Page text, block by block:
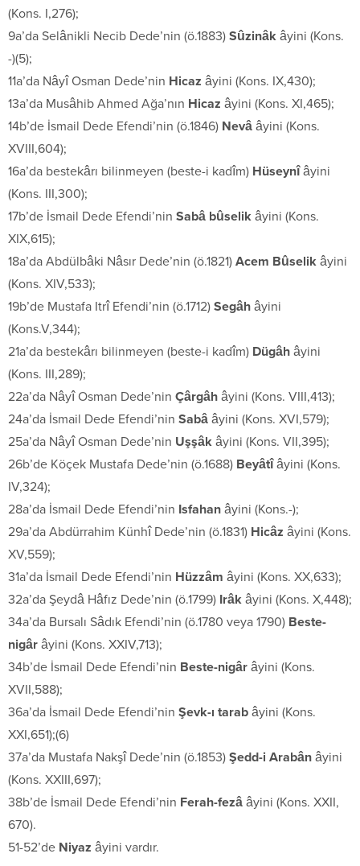
(Kons. I,276);
9a’da Selânikli Necib Dede’nin (ö.1883) Sûzinâk âyini (Kons.
-)(5);
11a’da Nâyî Osman Dede’nin Hicaz âyini (Kons. IX,430);
13a’da Musâhib Ahmed Ağa’nın Hicaz âyini (Kons. XI,465);
14b’de İsmail Dede Efendi’nin (ö.1846) Nevâ âyini (Kons.
XVIII,604);
16a’da bestekârı bilinmeyen (beste-i kadîm) Hüseynîâyini
(Kons. III,300);
17b’de İsmail Dede Efendi’nin Sabâ bûselik âyini (Kons.
XIX,615);
18a’da Abdülbâki Nâsır Dede’nin (ö.1821) Acem Bûselik âyini
(Kons. XIV,533);
19b’de Mustafa Itrî Efendi’nin (ö.1712) Segâh âyini
(Kons.V,344);
21a’da bestekârı bilinmeyen (beste-i kadîm) Dügâh âyini
(Kons. III,289);
22a’da Nâyî Osman Dede’nin Çârgâh âyini (Kons. VIII,413);
24a’da İsmail Dede Efendi’nin Sabâ âyini (Kons. XVI,579);
25a’da Nâyî Osman Dede’nin Uşşâk âyini (Kons. VII,395);
26b’de Köçek Mustafa Dede’nin (ö.1688) Beyâtîâyini (Kons.
IV,324);
28a’da İsmail Dede Efendi’nin Isfahan âyini (Kons.-);
29a’da Abdürrahim Künhî Dede’nin (ö.1831) Hicâz âyini (Kons.
XV,559);
31a’da İsmail Dede Efendi’nin Hüzzâm âyini (Kons. XX,633);
32a’da Şeydâ Hâfız Dede’nin (ö.1799) Irâk âyini (Kons. X,448);
34a’da Bursalı Sâdık Efendi’nin (ö.1780 veya 1790) Beste-
nigâr âyini (Kons. XXIV,713);
34b’de İsmail Dede Efendi’nin Beste-nigâr âyini (Kons.
XVII,588);
36a’da İsmail Dede Efendi’nin Şevk-ı tarab âyini (Kons.
XXI,651);(6)
37a’da Mustafa Nakşî Dede’nin (ö.1853) Şedd-i Arabân âyini
(Kons. XXIII,697);
38b’de İsmail Dede Efendi’nin Ferah-fezâ âyini (Kons. XXII,
670).
51-52’de Niyaz âyini vardır.